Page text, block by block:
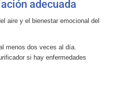
adecuada
aire y el bienestar emocional del
menos dos veces al día.
si hay enfermedades